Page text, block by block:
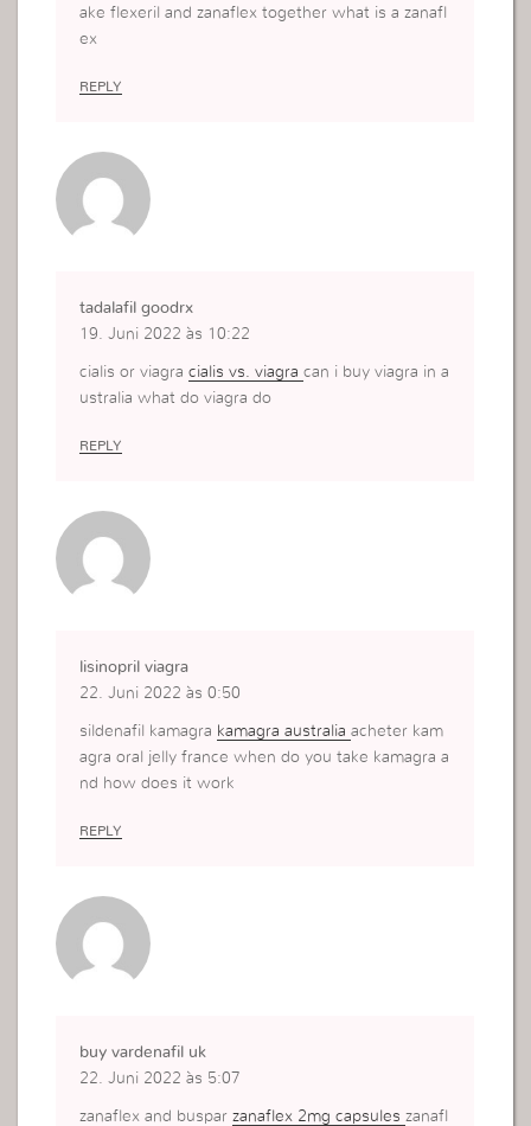
ake flexeril and zanaflex together what is a zanafl
ex
REPLY
tadalafil goodrx
19. Juni 2022 às 10:22
cialis or viagracialis vs. viagracan i buy viagra in a
ustralia what do viagra do
REPLY
lisinopril viagra
22. Juni 2022 às 0:50
sildenafil kamagra kamagra australiaacheter kam
agra oral jelly france when do you take kamagra a
nd how does it work
REPLY
buy vardenafil uk
22. Juni 2022 às 5:07
zanaflex and busparzanaflex 2mg capsuleszanafl